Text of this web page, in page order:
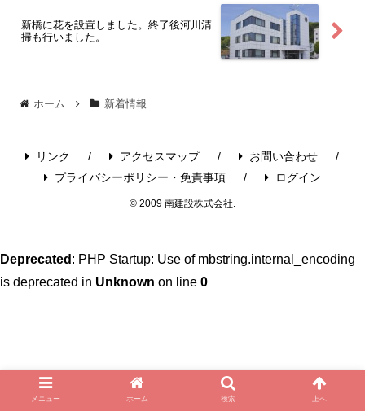
新橋に花を設置しました。終了後河川清
掃も行いました。
ホーム 新着情報
リンク アクセスマップ
お問い合わせ
プライバシーポリシー・免責事項
ログイン
© 2009 南建設株式会社.
メニュー ホーム 検索 上へ
Deprecated : PHP Startup: Use of mbstring.internal_encoding
is deprecated in Unknown on line 0